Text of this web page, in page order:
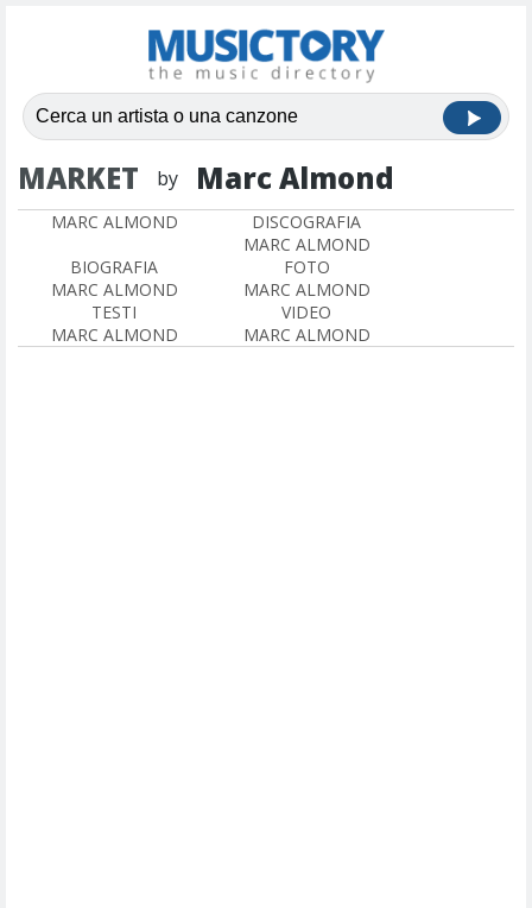
MARKET by Marc Almond
MARC ALMOND
DISCOGRAFIA
MARC ALMOND
BIOGRAFIA
MARC ALMOND
FOTO
MARC ALMOND
TESTI
MARC ALMOND
VIDEO
MARC ALMOND